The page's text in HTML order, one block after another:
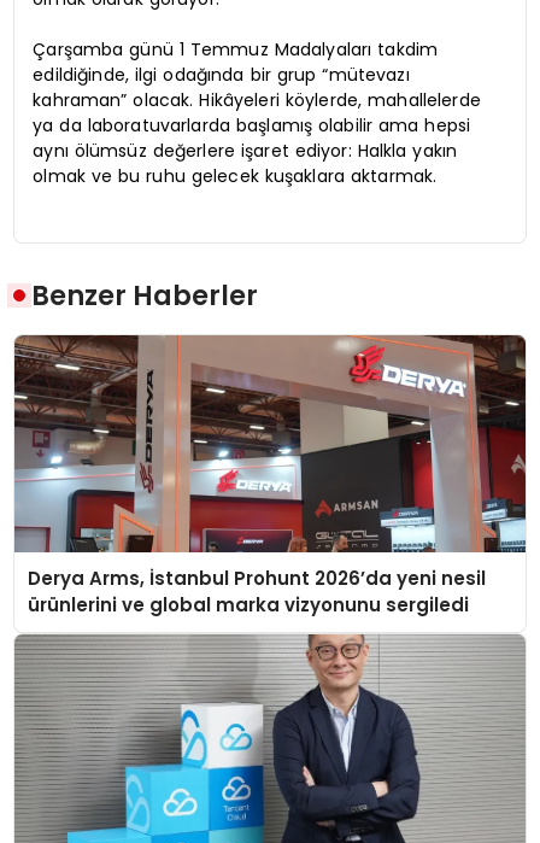
Çarşamba günü 1 Temmuz Madalyaları takdim
edildiğinde, ilgi odağında bir grup “mütevazı
kahraman” olacak. Hikâyeleri köylerde, mahallelerde
ya da laboratuvarlarda başlamış olabilir ama hepsi
aynı ölümsüz değerlere işaret ediyor: Halkla yakın
olmak ve bu ruhu gelecek kuşaklara aktarmak.
Benzer Haberler
Derya Arms, İstanbul Prohunt 2026’da yeni nesil
ürünlerini ve global marka vizyonunu sergiledi